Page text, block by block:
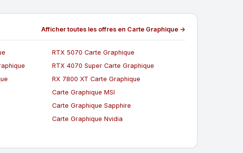
Afficher toutes les offres en Carte Graphique →
RTX 5070 Carte Graphique
RTX 4070 Super Carte Graphique
RX 7800 XT Carte Graphique
Carte Graphique MSI
Carte Graphique Sapphire
Carte Graphique Nvidia